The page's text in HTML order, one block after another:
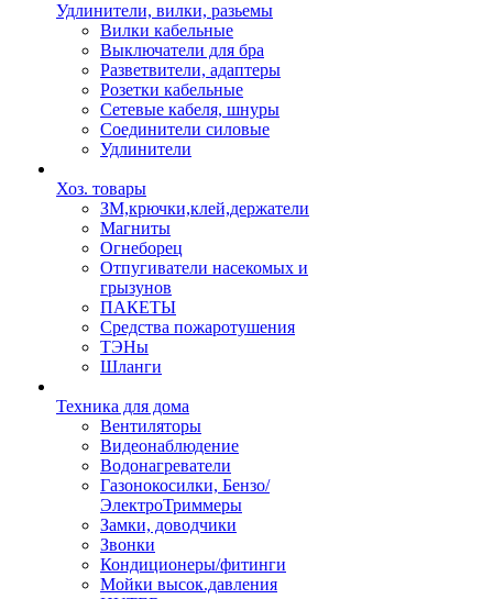
Удлинители, вилки, разьемы
Вилки кабельные
Выключатели для бра
Разветвители, адаптеры
Розетки кабельные
Сетевые кабеля, шнуры
Соединители силовые
Удлинители
Хоз. товары
ЗМ,крючки,клей,держатели
Магниты
Огнеборец
Отпугиватели насекомых и
грызунов
ПАКЕТЫ
Средства пожаротушения
ТЭНы
Шланги
Техника для дома
Вентиляторы
Видеонаблюдение
Водонагреватели
Газонокосилки, Бензо/
ЭлектроТриммеры
Замки, доводчики
Звонки
Кондиционеры/фитинги
Мойки высок.давления